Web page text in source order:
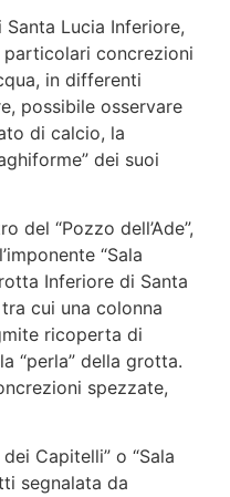
Lucia Inferiore,
particolari concrezioni
in differenti
possibile osservare
di calcio, la
dei suoi
“Pozzo dell’Ade”,
“Sala
Inferiore di Santa
cui una colonna
ricoperta di
“perla” della grotta.
spezzate,
Capitelli” o “Sala
segnalata da